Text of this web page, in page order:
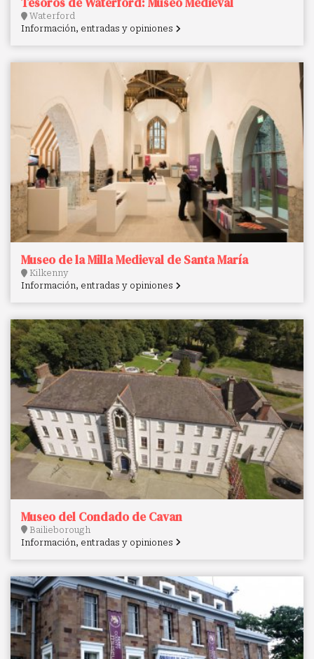
Waterford
Información, entradas y opiniones
Museo de la Milla Medieval de Santa María
Kilkenny
Información, entradas y opiniones
Museo del Condado de Cavan
Bailieborough
Información, entradas y opiniones